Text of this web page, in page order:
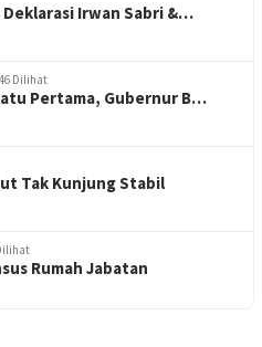
Deklarasi Irwan Sabri &…
Dilihat
Pertama, Gubernur B…
Tak Kunjung Stabil
Rumah Jabatan